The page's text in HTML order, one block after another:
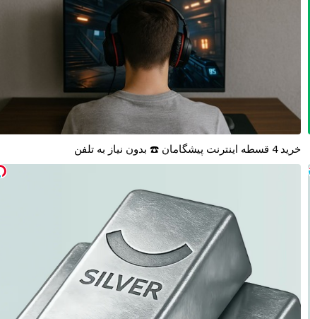
خرید 4 قسطه اینترنت پیشگامان ☎️ بدون نیاز به تلفن